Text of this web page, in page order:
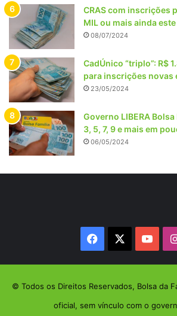
CRAS com inscrições
MIL ou mais ainda
08/07/2024
CadÚnico “triplo”: R$
para inscrições novas
23/05/2024
Governo LIBERA
3, 5, 7, 9 e mais em
06/05/2024
Facebook
© Todos os Direitos Reservados, Bolsa da
oficial, sem vínculo com o